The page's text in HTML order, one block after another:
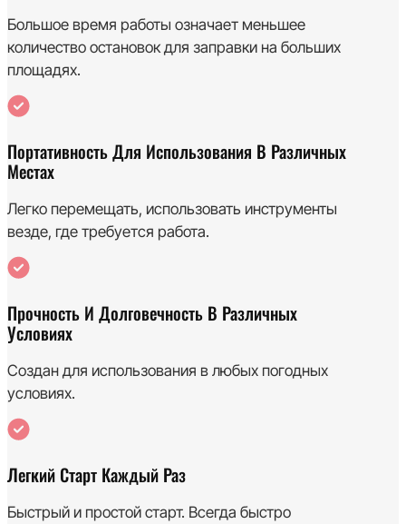
Большое время работы означает меньшее
количество остановок для заправки на больших
площадях.
Портативность Для Использования В Различных
Местах
Легко перемещать, использовать инструменты
везде, где требуется работа.
Прочность И Долговечность В Различных
Условиях
Создан для использования в любых погодных
условиях.
Легкий Старт Каждый Раз
Быстрый и простой старт. Всегда быстро